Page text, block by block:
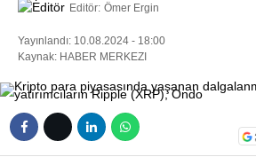
Editör: Ömer Ergin
Yayınlandı: 10.08.2024 - 18:00
Kaynak: HABER MERKEZI